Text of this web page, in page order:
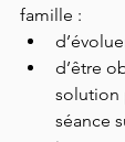
famille :
d’être
solution
séance